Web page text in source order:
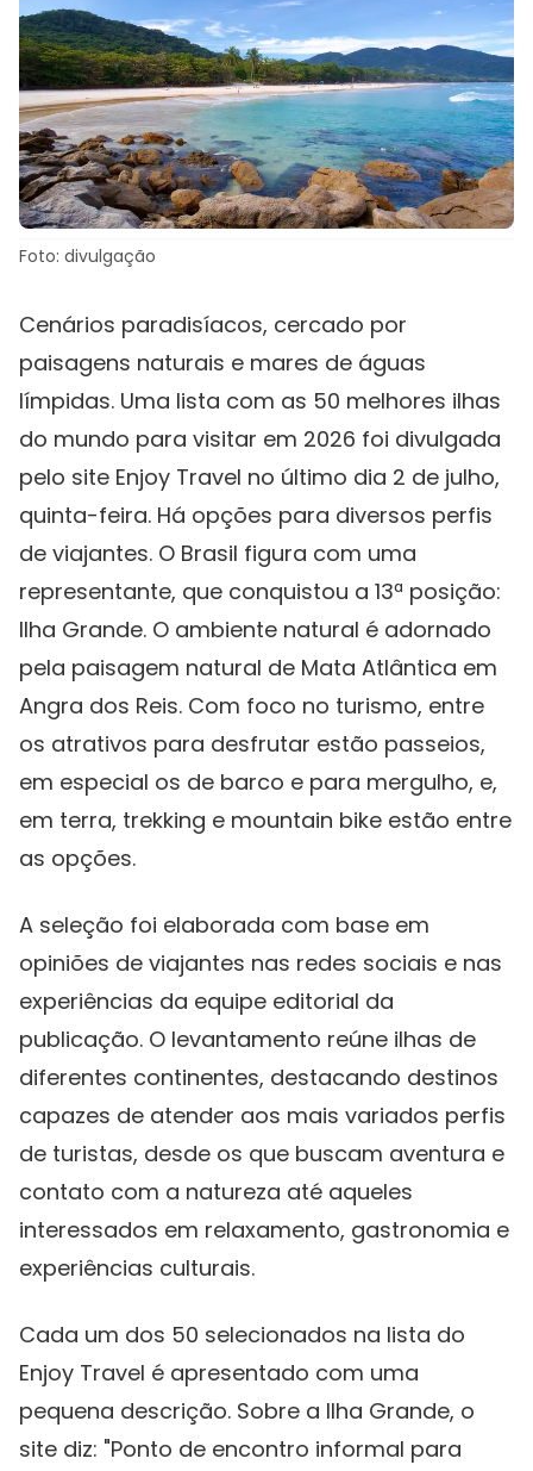
Foto: divulgação
Cenários paradisíacos, cercado por
paisagens naturais e mares de águas
límpidas. Uma lista com as 50 melhores ilhas
do mundo para visitar em 2026 foi divulgada
pelo site Enjoy Travel no último dia 2 de julho,
quinta-feira. Há opções para diversos perfis
de viajantes. O Brasil figura com uma
representante, que conquistou a 13ª posição:
Ilha Grande. O ambiente natural é adornado
pela paisagem natural de Mata Atlântica em
Angra dos Reis. Com foco no turismo, entre
os atrativos para desfrutar estão passeios,
em especial os de barco e para mergulho, e,
em terra, trekking e mountain bike estão entre
as opções.
A seleção foi elaborada com base em
opiniões de viajantes nas redes sociais e nas
experiências da equipe editorial da
publicação. O levantamento reúne ilhas de
diferentes continentes, destacando destinos
capazes de atender aos mais variados perfis
de turistas, desde os que buscam aventura e
contato com a natureza até aqueles
interessados em relaxamento, gastronomia e
experiências culturais.
Cada um dos 50 selecionados na lista do
Enjoy Travel é apresentado com uma
pequena descrição. Sobre a Ilha Grande, o
site diz: "Ponto de encontro informal para